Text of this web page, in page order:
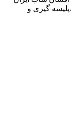
گیری و